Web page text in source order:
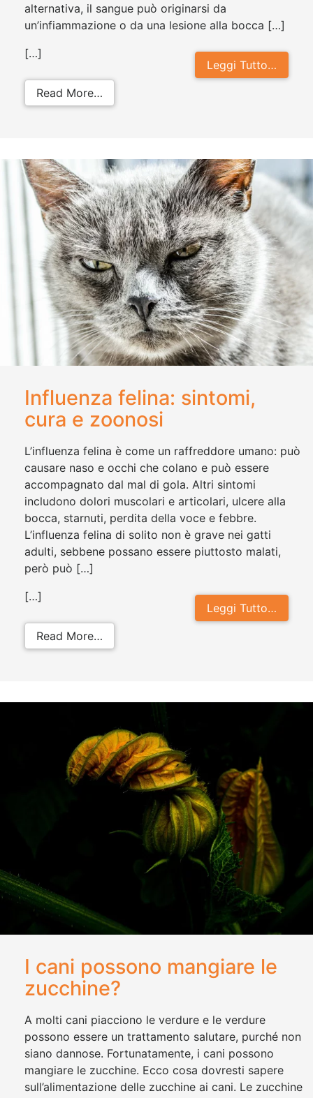
alternativa, il sangue può originarsi da
un’infiammazione o da una lesione alla bocca […]
Leggi Tutto…
[…]
Read More…
Influenza felina: sintomi,
cura e zoonosi
L’influenza felina è come un raffreddore umano: può
causare naso e occhi che colano e può essere
accompagnato dal mal di gola. Altri sintomi
includono dolori muscolari e articolari, ulcere alla
bocca, starnuti, perdita della voce e febbre.
L’influenza felina di solito non è grave nei gatti
adulti, sebbene possano essere piuttosto malati,
però può […]
Leggi Tutto…
[…]
Read More…
I cani possono mangiare le
zucchine?
A molti cani piacciono le verdure e le verdure
possono essere un trattamento salutare, purché non
siano dannose. Fortunatamente, i cani possono
mangiare le zucchine. Ecco cosa dovresti sapere
sull’alimentazione delle zucchine ai cani. Le zucchine